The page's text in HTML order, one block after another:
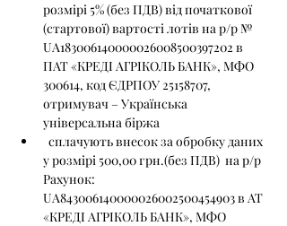
розмірі 5% (без ПДВ) від початкової
(стартової) вартості лотів на р/р №
UA183006140000026008500397202 в
ПАТ «КРЕДІ АГРІКОЛЬ БАНК», МФО
300614, код ЄДРПОУ 25158707,
отримувач – Українська
універсальна біржа
у розмірі 500,00 грн.(без ПДВ)  на р/р
Рахунок:
UA843006140000026002500454903 в АТ
«КРЕДІ АГРІКОЛЬ БАНК», МФО